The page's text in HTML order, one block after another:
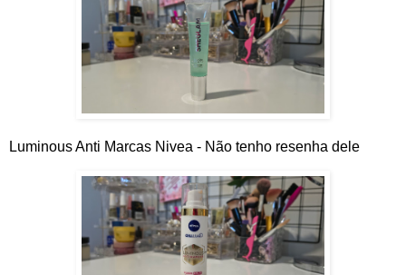
Luminous Anti Marcas Nivea - Não tenho resenha dele